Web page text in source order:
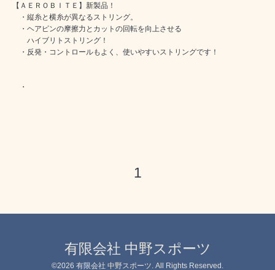
【ＡＥＲＯＢＩＴＥ】新製品！
・縦糸と横糸が異なるストリング。
・ヘアピンの摩擦力とカットの回転を向上させる
ハイブリトストリング！
・反発・コントロールもよく、使いやすいストリングです！
・
1
有限会社 中野スポーツ
©2026 有限会社 中野スポーツ. All Rights Reserved.